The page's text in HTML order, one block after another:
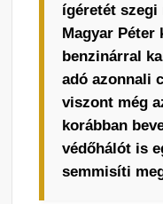
ígéretét szegi
Magyar Péter
benzinárral
adó azonnali
viszont még
korábban
védőhálót is
semmisíti